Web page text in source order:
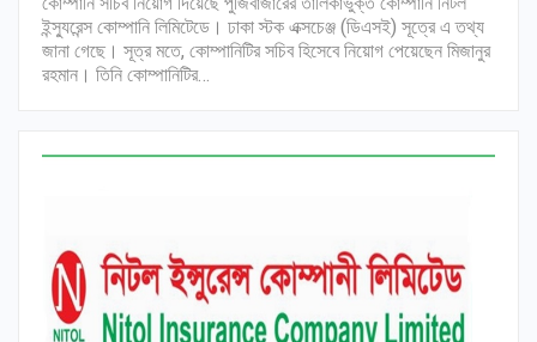
ইন্স্যুরেন্স কোম্পানি লিমিটেডে। ঢাকা স্টক এক্সচেঞ্জ (ডিএসই) সূত্রে এ তথ্য
জানা গেছে। সূত্র মতে, কোম্পানিটির সচিব হিসেবে নিয়োগ পেয়েছেন মিজানুর
রহমান। তিনি কোম্পানিটির…